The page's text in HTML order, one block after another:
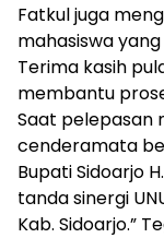
Fatkul juga
mahasiswa
Terima kasih
membantu
Saat pelepasan
cenderamata
Bupati Sidoarjo
tanda sinergi
Kab. Sidoarjo.”